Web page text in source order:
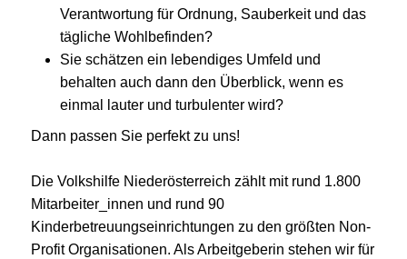
Verantwortung für Ordnung, Sauberkeit und das
tägliche Wohlbefinden?
Sie schätzen ein lebendiges Umfeld und
behalten auch dann den Überblick, wenn es
einmal lauter und turbulenter wird?
Dann passen Sie perfekt zu uns!
Die Volkshilfe Niederösterreich zählt mit rund 1.800
Mitarbeiter_innen und rund 90
Kinderbetreuungseinrichtungen zu den größten Non-
Profit Organisationen. Als Arbeitgeberin stehen wir für